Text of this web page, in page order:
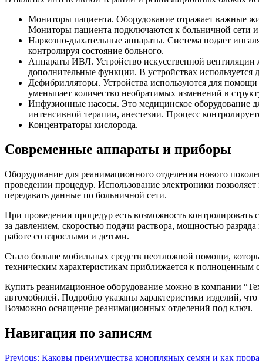
Мониторы пациента. Оборудование отражает важные
Мониторы пациента подключаются к больничной сети
Наркозно-дыхательные аппараты. Система подает
контролируя состояние больного.
Аппараты ИВЛ. Устройство искусственной вентиляции
дополнительные функции. В устройствах
Дефибрилляторы. Устройства используются для
уменьшает количество необратимых изменений в
Инфузионные насосы. Это медицинское оборудование
интенсивной терапии, анестезии. Процесс
Концентраторы кислорода.
Современные аппараты и приборы
Оборудование для реанимационного отделения нового
проведении процедур. Использование электроники
передавать данные по больничной сети.
При проведении процедур есть возможность контролировать
за давлением, скоростью подачи раствора, мощностью
работе со взрослыми и детьми.
Стало больше мобильных средств неотложной помощи,
техническим характеристикам приближается к полноценным
Купить реанимационное оборудование можно в компании
автомобилей. Подробно указаны характеристики изделий,
Возможно оснащение реанимационных отделений под ключ.
Навигация по записям
Previous: Каковы преимущества конопляных семян и как